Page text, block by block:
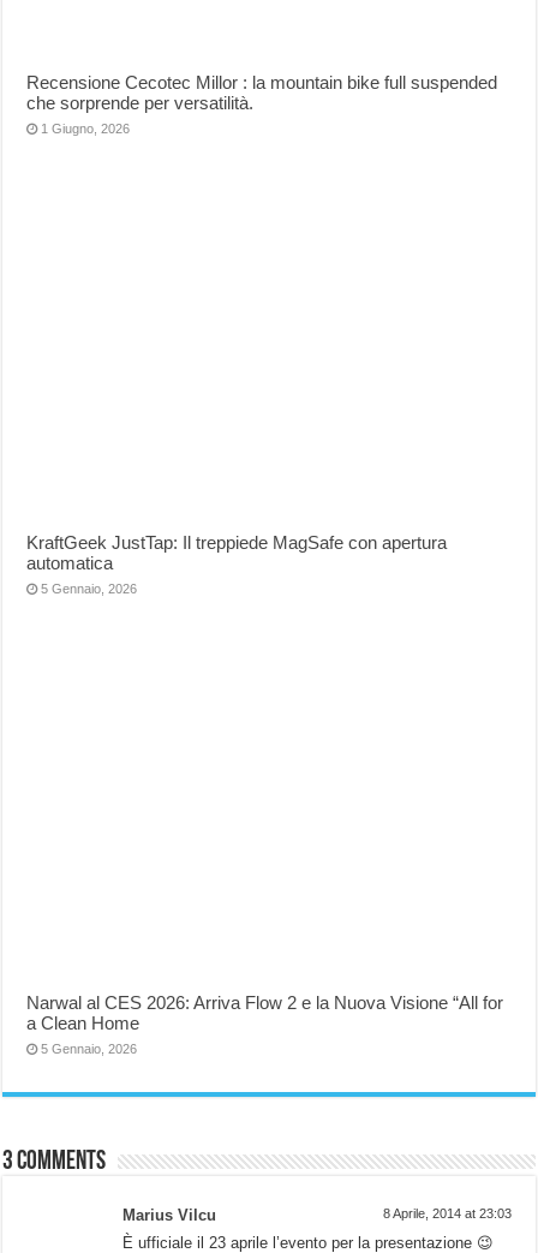
Recensione Cecotec Millor : la mountain bike full suspended
che sorprende per versatilità.
1 Giugno, 2026
KraftGeek JustTap: Il treppiede MagSafe con apertura
automatica
5 Gennaio, 2026
Narwal al CES 2026: Arriva Flow 2 e la Nuova Visione “All for
a Clean Home
5 Gennaio, 2026
3 comments
Marius Vilcu 8 Aprile, 2014 at 23:03
È ufficiale il 23 aprile l’evento per la presentazione 😉